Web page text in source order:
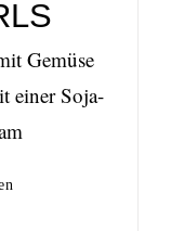
Gemüse
einer Soja-